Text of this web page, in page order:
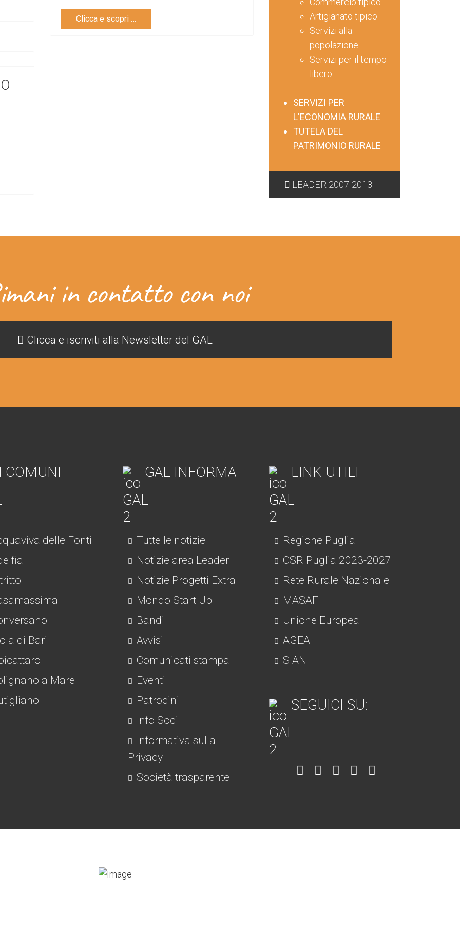
Clicca e scopri …
Artigianato tipico
Servizi alla
popolazione
Servizi per il tempo
libero
SERVIZI PER
L'ECONOMIA RURALE
TUTELA DEL
PATRIMONIO RURALE
LEADER 2007-2013
in contatto con noi
Clicca e iscriviti alla Newsletter del GAL
COMUNI
delle Fonti
di Bari
a Mare
GAL INFORMA
Tutte le notizie
Notizie area Leader
Notizie Progetti Extra
Mondo Start Up
Bandi
Avvisi
Comunicati stampa
Eventi
Patrocini
Info Soci
Informativa sulla
Privacy
Società trasparente
LINK UTILI
Regione Puglia
CSR Puglia 2023-2027
Rete Rurale Nazionale
MASAF
Unione Europea
AGEA
SIAN
SEGUICI SU:
Item Item Item Item